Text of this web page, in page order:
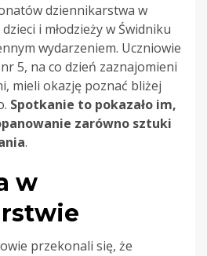
dziennikarstwa w
i młodzieży w Świdniku
wydarzeniem. Uczniowie
5, na co dzień zaznajomieni
mieli okazję poznać bliżej
Spotkanie to pokazało im,
zarówno sztuki
.
w
przekonali się, że